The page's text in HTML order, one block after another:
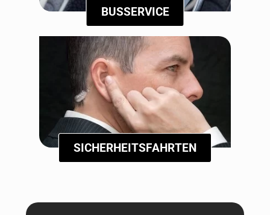
BUSSERVICE
SICHERHEITSFAHRTEN